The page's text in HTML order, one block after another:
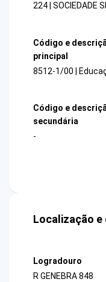
224 | SOCIEDADE
Código e
principal
8512-1/00 |
Código e
secundária
-
Localização
Logradouro
R GENEBRA 848